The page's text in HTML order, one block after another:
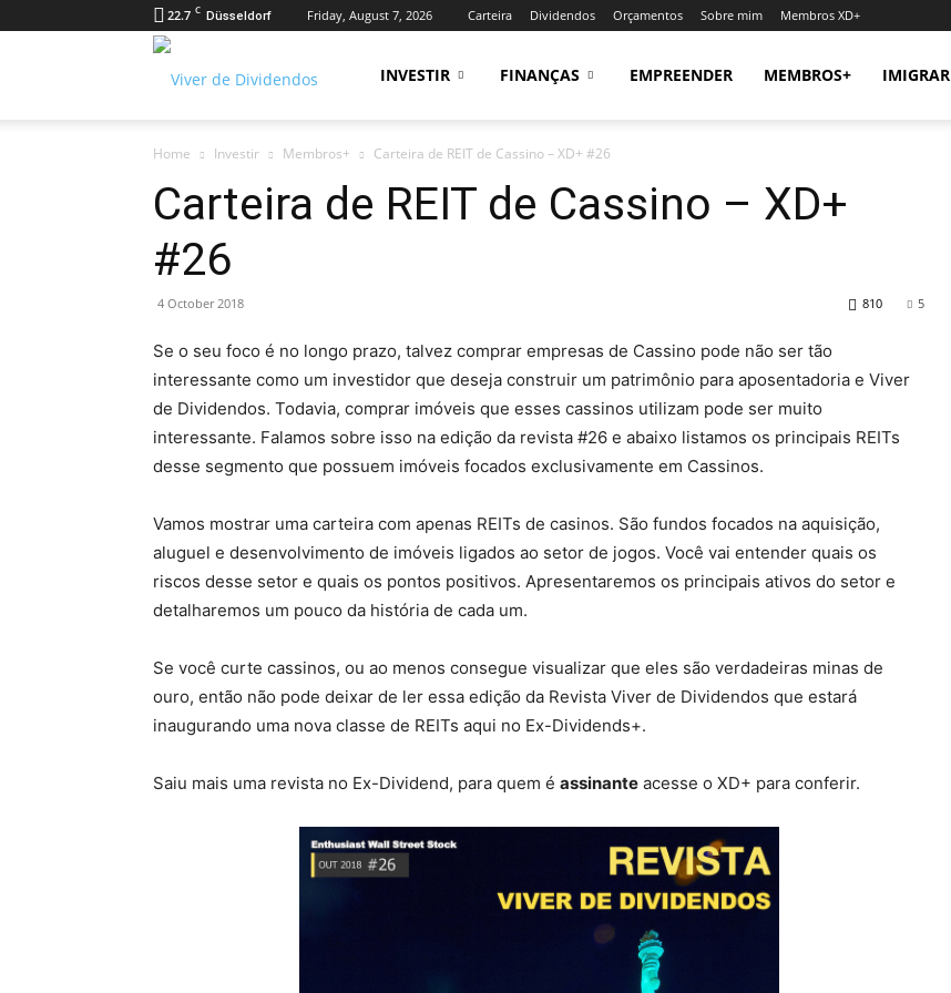
22.7 C Düsseldorf Friday, August 7, 2026 Carteira Dividendos Orçamentos Sobre mim Membros XD+
de
INVESTIR FINANÇAS EMPREENDER MEMBROS+ IMIGRAR
Home Investir Membros+ Carteira de REIT de Cassino – XD+ #26
Carteira de REIT de Cassino – XD+
#26
4 October 2018 5
810
Se o seu foco é no longo prazo, talvez comprar empresas de Cassino pode não ser tão
interessante como um investidor que deseja construir um patrimônio para aposentadoria e Viver
de Dividendos. Todavia, comprar imóveis que esses cassinos utilizam pode ser muito
interessante. Falamos sobre isso na edição da revista #26 e abaixo listamos os principais REITs
desse segmento que possuem imóveis focados exclusivamente em Cassinos.
Vamos mostrar uma carteira com apenas REITs de casinos. São fundos focados na aquisição,
aluguel e desenvolvimento de imóveis ligados ao setor de jogos. Você vai entender quais os
riscos desse setor e quais os pontos positivos. Apresentaremos os principais ativos do setor e
detalharemos um pouco da história de cada um.
Se você curte cassinos, ou ao menos consegue visualizar que eles são verdadeiras minas de
ouro, então não pode deixar de ler essa edição da Revista Viver de Dividendos que estará
inaugurando uma nova classe de REITs aqui no Ex-Dividends+.
Saiu mais uma revista no Ex-Dividend, para quem é assinante acesse o XD+ para conferir.